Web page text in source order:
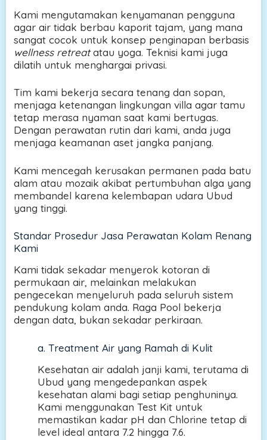
Kami mengutamakan kenyamanan pengguna
agar air tidak berbau kaporit tajam, yang mana
sangat cocok untuk konsep penginapan berbasis
wellness retreatatau yoga. Teknisi kami juga
dilatih untuk menghargai privasi.
Tim kami bekerja secara tenang dan sopan,
menjaga ketenangan lingkungan villa agar tamu
tetap merasa nyaman saat kami bertugas.
Dengan perawatan rutin dari kami, anda juga
menjaga keamanan aset jangka panjang.
Kami mencegah kerusakan permanen pada batu
alam atau mozaik akibat pertumbuhan alga yang
membandel karena kelembapan udara Ubud
yang tinggi.
Standar Prosedur Jasa Perawatan Kolam Renang
Kami
Kami tidak sekadar menyerok kotoran di
permukaan air, melainkan melakukan
pengecekan menyeluruh pada seluruh sistem
pendukung kolam anda. Raga Pool bekerja
dengan data, bukan sekadar perkiraan.
a. Treatment Air yang Ramah di Kulit
Kesehatan air adalah janji kami, terutama di
Ubud yang mengedepankan aspek
kesehatan alami bagi setiap penghuninya.
Kami menggunakan Test Kit untuk
memastikan kadar pH dan Chlorine tetap di
level ideal antara 7.2 hingga 7.6.